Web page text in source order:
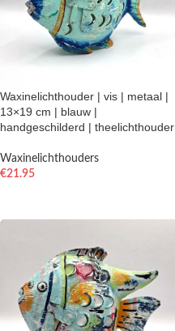
Waxinelichthouder | vis | metaal |
13×19 cm | blauw |
handgeschilderd | theelichthouder
Waxinelichthouders
€21.95